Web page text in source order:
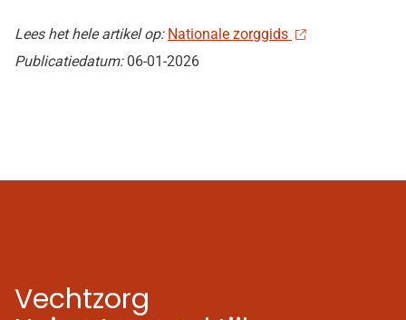
Lees het hele artikel op: Nationale zorggids
Publicatiedatum: 06-01-2026
Vechtzorg